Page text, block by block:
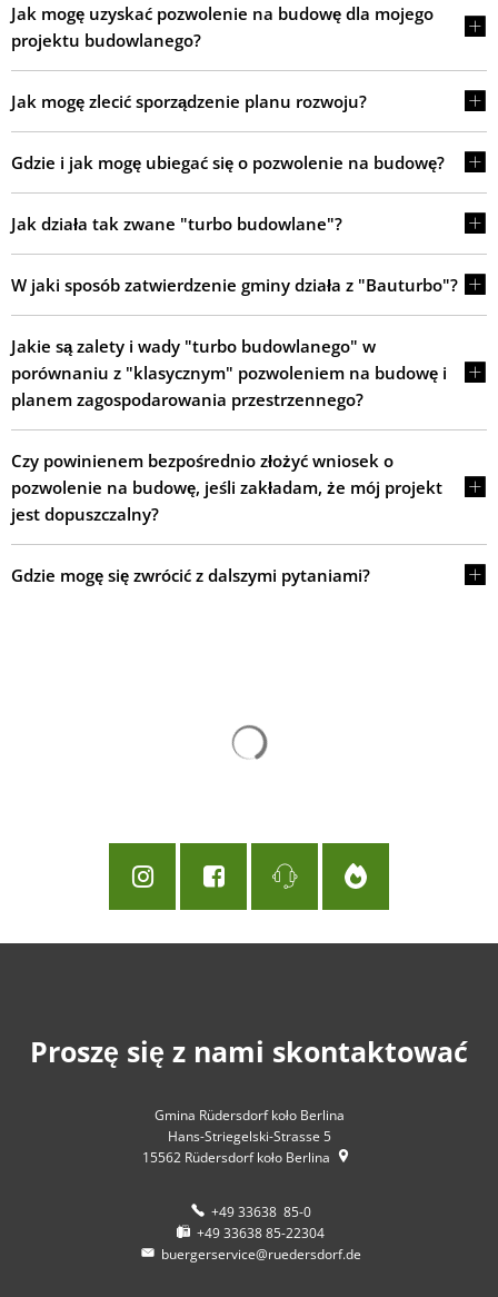
Jak mogę uzyskać pozwolenie na budowę dla mojego
projektu budowlanego?
Jak mogę zlecić sporządzenie planu rozwoju?
Gdzie i jak mogę ubiegać się o pozwolenie na budowę?
Jak działa tak zwane "turbo budowlane"?
W jaki sposób zatwierdzenie gminy działa z "Bauturbo"?
Jakie są zalety i wady "turbo budowlanego" w
porównaniu z "klasycznym" pozwoleniem na budowę i
planem zagospodarowania przestrzennego?
Czy powinienem bezpośrednio złożyć wniosek o
pozwolenie na budowę, jeśli zakładam, że mój projekt
jest dopuszczalny?
Gdzie mogę się zwrócić z dalszymi pytaniami?
Proszę się z nami skontaktować
Gmina Rüdersdorf koło Berlina
Hans-Striegelski-Strasse 5
15562 Rüdersdorf koło Berlina
+49 33638 85-0
+49 33638 85-22304
buergerservice@ruedersdorf.de